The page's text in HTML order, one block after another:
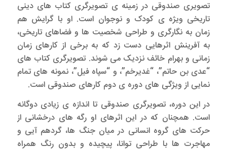
تصویری صندوقی در زمینه ی تصویرگری کتاب های دینی
تاریخی ویژه ی کودک و نوجوان است. او با گرایش هم
زمان به نگارگری و طراحی شخصیت ها و فضاهای تاریخی،
به آفرینش اثرهایی دست زد که به برخی از کارهای زمان
زمانی و بهرام خائف نزدیک می شوند. تصویرگری کتاب های
“عدی بن حاتم”، “غدیرخم”، و “سپاه فیل”، نمونه های تمام
نمایی از ویژگی های دوره ی دوم کارهای صندوقی است.
در این دوره، تصویرگری صندوقی تا اندازه ی زیادی دوگانه
است. همچنان که در این اثرهای او رگه های درخشانی از
حرکت های گروه انسانی در میان جنگ ها، گردهم آیی و
مهاجرت ها با طراحی توانا، پیچیده و بدون رنگ همراه